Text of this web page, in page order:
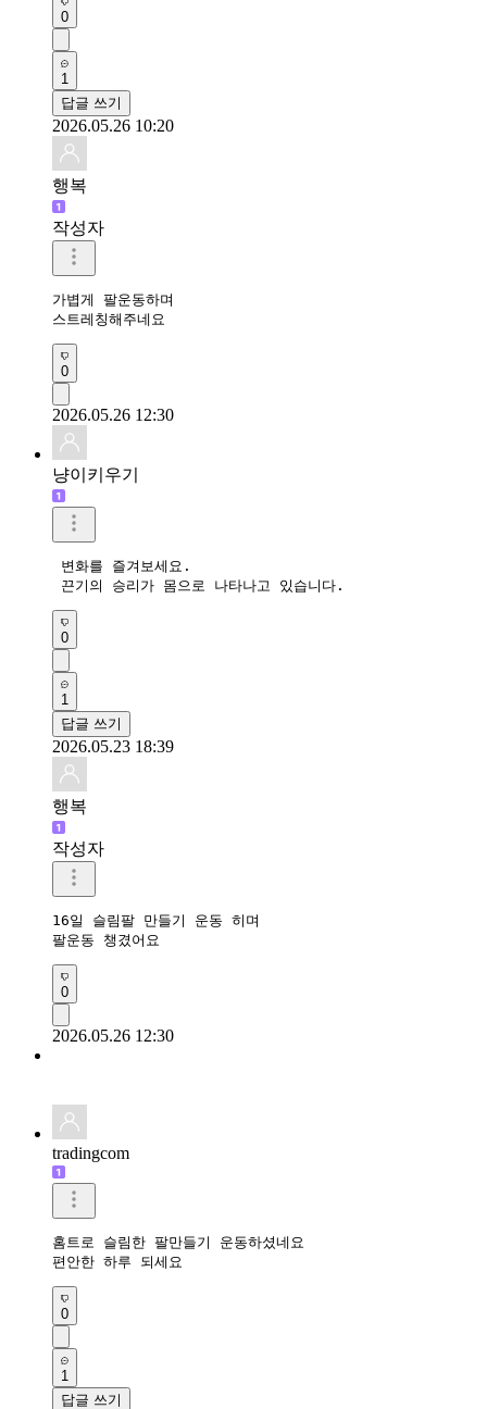
0
1
답글 쓰기
2026.05.26 10:20
행복
작성자
가볍게 팔운동하며
스트레칭해주네요
0
2026.05.26 12:30
냥이키우기
변화를 즐겨보세요.
끈기의 승리가 몸으로 나타나고 있습니다.
0
1
답글 쓰기
2026.05.23 18:39
행복
작성자
16일 슬림팔 만들기 운동 히며
팔운동 챙겼어요
0
2026.05.26 12:30
tradingcom
홈트로 슬림한 팔만들기 운동하셨네요
편안한 하루 되세요
0
1
답글 쓰기